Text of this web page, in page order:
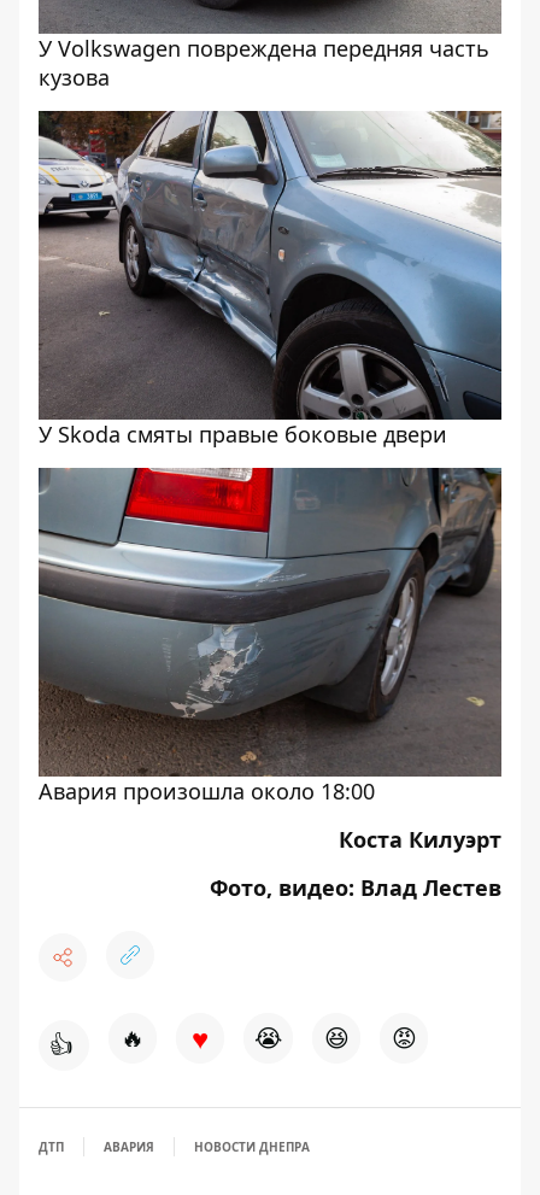
У Volkswagen повреждена передняя часть
кузова
У Skoda смяты правые боковые двери
Авария произошла около 18:00
Коста Килуэрт
Фото, видео: Влад Лестев
👍 🔥 ♥ 😭 😆 😡
ДТП АВАРИЯ НОВОСТИ ДНЕПРА